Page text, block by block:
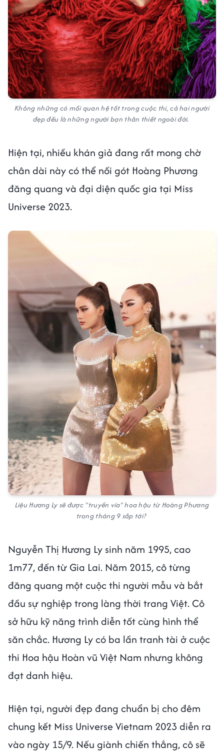
Không những có mối quan hệ tốt trong cuộc thi, cả hai người
đẹp đều là những người bạn thân thiết ngoài đời.
Hiện tại, nhiều khán giả đang rất mong chờ
chân dài này có thể nối gót Hoàng Phương
đăng quang và đại diện quốc gia tại Miss
Universe 2023.
Liệu Hương Ly sẽ được "truyền vía" hoa hậu từ Hoàng Phương
trong tháng 9 sắp tới?
Nguyễn Thị Hương Ly sinh năm 1995, cao
1m77, đến từ Gia Lai. Năm 2015, cô từng
đăng quang một cuộc thi người mẫu và bắt
đầu sự nghiệp trong làng thời trang Việt. Cô
sở hữu kỹ năng trình diễn tốt cùng hình thể
săn chắc. Hương Ly có ba lần tranh tài ở cuộc
thi Hoa hậu Hoàn vũ Việt Nam nhưng không
đạt danh hiệu.
Hiện tại, người đẹp đang chuẩn bị cho đêm
chung kết Miss Universe Vietnam 2023 diễn ra
vào ngày 15/9. Nếu giành chiến thắng, cô sẽ